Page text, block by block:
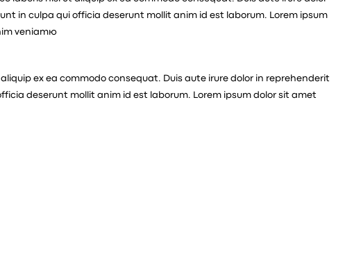
in culpa qui officia deserunt mollit anim id est laborum. Lorem ipsum
veniamю
ex ea commodo consequat. Duis aute irure dolor in reprehenderit
deserunt mollit anim id est laborum. Lorem ipsum dolor sit amet